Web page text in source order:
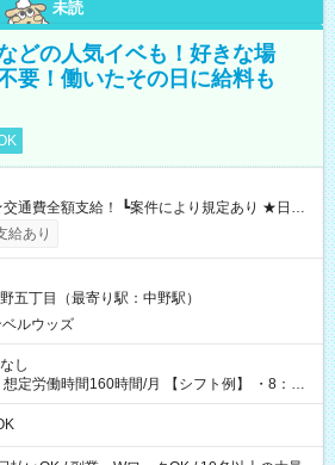
未読
どの人気イベも！好きな場
要！働いたその日に給料も
り） ┗働いたその日に現金GET♪ お仕事後はコ
分を引き落とせます！ 【試用期間】試
給あり
五丁目（最寄り駅：中野駅）
ルウッズ
し
間160時間/月 【シフト例】 ・8：00